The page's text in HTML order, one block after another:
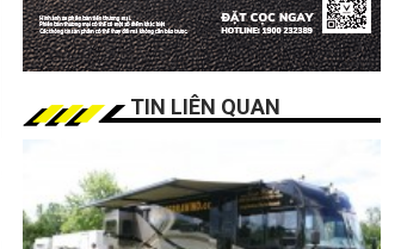
TIN LIÊN QUAN